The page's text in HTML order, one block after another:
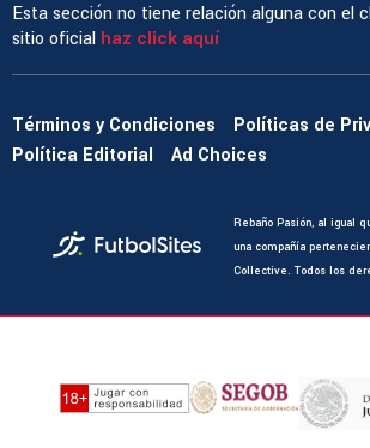
Esta sección no tiene relación alguna con el
sitio oficial haz click aquí
Términos y Condiciones
Políticas de
Política Editorial
Ad Choices
Rebaño Pasión, al igual
una compañía
Collective. Todos los